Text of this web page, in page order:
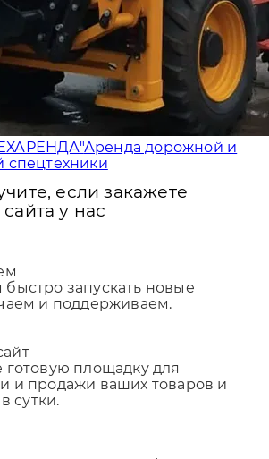
Аренда дорожной и
если закажете
у нас
запускать новые
и поддерживаем.
готовую площадку для
и продажи ваших товаров и
сутки.
форму, Вы принимаете